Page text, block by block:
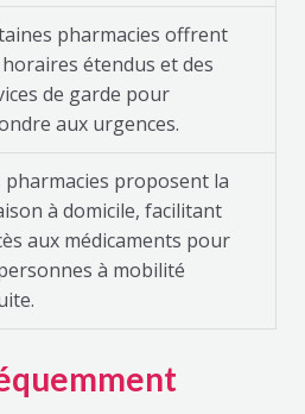
pharmacies offrent
étendus et des
de garde pour
aux urgences.
pharmacies proposent la
à domicile, facilitant
aux médicaments pour
à mobilité